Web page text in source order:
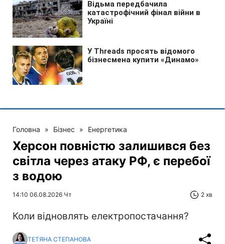
Головна » Бізнес » Енергетика
Херсон повністю залишився без
світла через атаку РФ, є перебої
з водою
14:10 06.08.2026 Чт 2 хв
Коли відновлять електропостачання?
ТЕТЯНА СТЕПАНОВА